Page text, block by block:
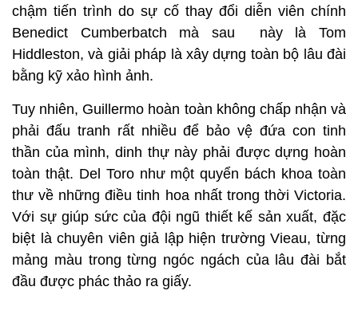
chậm tiến trình do sự cố thay đổi diễn viên chính
Benedict Cumberbatch mà sau này là Tom
Hiddleston, và giải pháp là xây dựng toàn bộ lâu đài
bằng kỹ xảo hình ảnh.
Tuy nhiên, Guillermo hoàn toàn không chấp nhận và
phải đấu tranh rất nhiều để bảo vệ đứa con tinh
thần của mình, dinh thự này phải được dựng hoàn
toàn thật. Del Toro như một quyển bách khoa toàn
thư về những điều tinh hoa nhất trong thời Victoria.
Với sự giúp sức của đội ngũ thiết kế sản xuất, đặc
biệt là chuyên viên giả lập hiện trường Vieau, từng
mảng màu trong từng ngóc ngách của lâu đài bắt
đầu được phác thảo ra giấy.